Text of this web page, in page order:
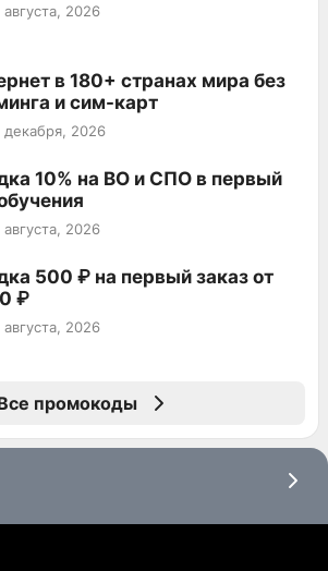
2026
в 180+ странах мира без
и сим-карт
декабря, 2026
10% на ВО и СПО в первый
2026
500 ₽ на первый заказ от
₽
2026
промокоды